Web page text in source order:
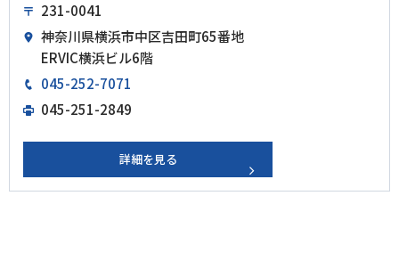
231-0041
神奈川県横浜市中区吉田町65番地
ERVIC横浜ビル6階
045-252-7071
045-251-2849
詳細を見る